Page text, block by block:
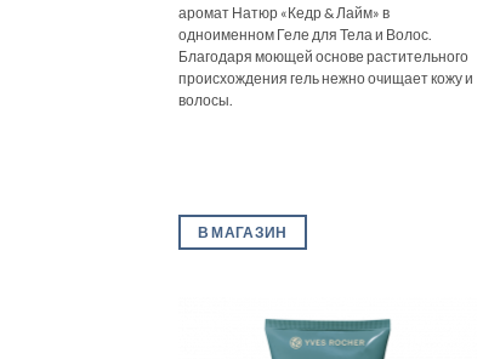
аромат Натюр «Кедр & Лайм» в
одноименном Геле для Тела и Волос.
Благодаря моющей основе растительного
происхождения гель нежно очищает кожу и
волосы.
В МАГАЗИН